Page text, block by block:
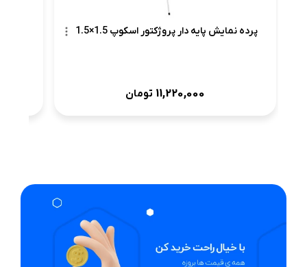
پرده نمایش پایه دار پروژکتور اسکوپ 1.5×1.5
11,220,000 تومان